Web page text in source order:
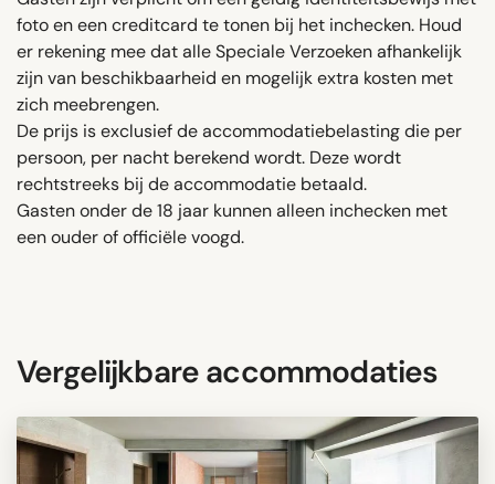
foto en een creditcard te tonen bij het inchecken. Houd
er rekening mee dat alle Speciale Verzoeken afhankelijk
zijn van beschikbaarheid en mogelijk extra kosten met
zich meebrengen.
De prijs is exclusief de accommodatiebelasting die per
persoon, per nacht berekend wordt. Deze wordt
rechtstreeks bij de accommodatie betaald.
Gasten onder de 18 jaar kunnen alleen inchecken met
een ouder of officiële voogd.
Vergelijkbare accommodaties